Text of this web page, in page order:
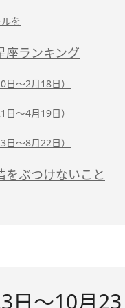
を
座ランキング
～2月18日）
～4月19日）
～8月22日）
をぶつけないこと
日～10月